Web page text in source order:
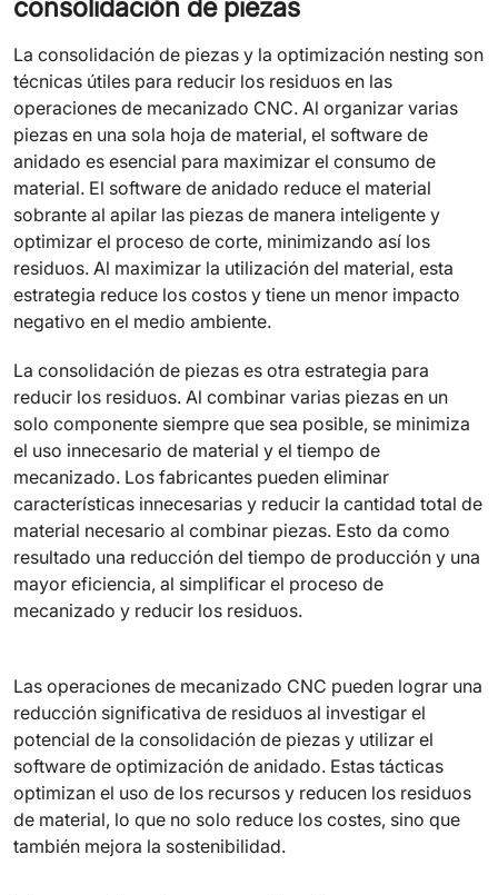
consolidación de piezas
La consolidación de piezas y la optimización nesting son
técnicas útiles para reducir los residuos en las
operaciones de mecanizado CNC. Al organizar varias
piezas en una sola hoja de material, el software de
anidado es esencial para maximizar el consumo de
material. El software de anidado reduce el material
sobrante al apilar las piezas de manera inteligente y
optimizar el proceso de corte, minimizando así los
residuos. Al maximizar la utilización del material, esta
estrategia reduce los costos y tiene un menor impacto
negativo en el medio ambiente.
La consolidación de piezas es otra estrategia para
reducir los residuos. Al combinar varias piezas en un
solo componente siempre que sea posible, se minimiza
el uso innecesario de material y el tiempo de
mecanizado. Los fabricantes pueden eliminar
características innecesarias y reducir la cantidad total de
material necesario al combinar piezas. Esto da como
resultado una reducción del tiempo de producción y una
mayor eficiencia, al simplificar el proceso de
mecanizado y reducir los residuos.
Las operaciones de mecanizado CNC pueden lograr una
reducción significativa de residuos al investigar el
potencial de la consolidación de piezas y utilizar el
software de optimización de anidado. Estas tácticas
optimizan el uso de los recursos y reducen los residuos
de material, lo que no solo reduce los costes, sino que
también mejora la sostenibilidad.